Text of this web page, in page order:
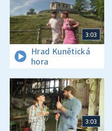
3:03
Hrad Kunětická
hora
3:03